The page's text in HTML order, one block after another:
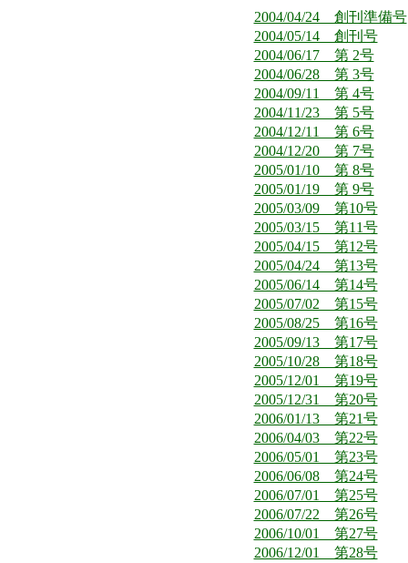
2004/04/24 創刊準備号
2004/05/14 創刊号
2004/06/17 第 2号
2004/06/28 第 3号
2004/09/11 第 4号
2004/11/23 第 5号
2004/12/11 第 6号
2004/12/20 第 7号
2005/01/10 第 8号
2005/01/19 第 9号
2005/03/09 第10号
2005/03/15 第11号
2005/04/15 第12号
2005/04/24 第13号
2005/06/14 第14号
2005/07/02 第15号
2005/08/25 第16号
2005/09/13 第17号
2005/10/28 第18号
2005/12/01 第19号
2005/12/31 第20号
2006/01/13 第21号
2006/04/03 第22号
2006/05/01 第23号
2006/06/08 第24号
2006/07/01 第25号
2006/07/22 第26号
2006/10/01 第27号
2006/12/01 第28号